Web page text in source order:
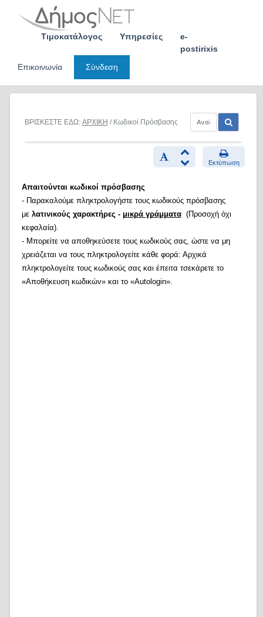
Τιμοκατάλογος Υπηρεσίες
e-
postirixis
Επικοινωνία
Σύνδεση
ΒΡΙΣΚΕΣΤΕ ΕΔΩ: ΑΡΧΙΚΗ / Κωδικοί Πρόσβασης
Εκτύπωση
Απαιτούνται κωδικοί πρόσβασης
- Παρακαλούμε πληκτρολογήστε τους κωδικούς πρόσβασης
με λατινικούς χαρακτήρες - μικρά γράμματα(Προσοχή όχι
κεφαλαία).
- Μπορείτε να αποθηκεύσετε τους κωδικούς σας, ώστε να μη
χρειάζεται να τους πληκτρολογείτε κάθε φορά: Αρχικά
πληκτρολογείτε τους κωδικούς σας και έπειτα τσεκάρετε το
«Αποθήκευση κωδικών» και το «Autologin».